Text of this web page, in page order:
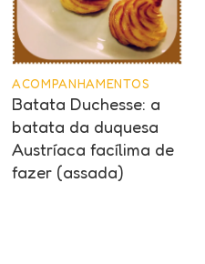
ACOMPANHAMENTOS
Batata Duchesse: a
batata da duquesa
Austríaca facílima de
fazer (assada)